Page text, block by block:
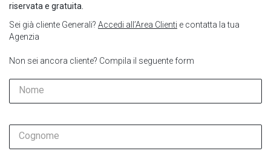
riservata e gratuita.
Sei già cliente Generali? Accedi all’Area Clienti e contatta la tua
Agenzia
Non sei ancora cliente? Compila il seguente form
Nome
Cognome